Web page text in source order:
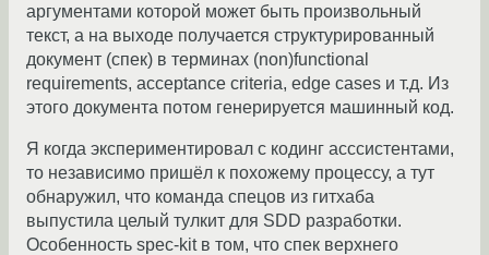
аргументами которой может быть произвольный
текст, а на выходе получается структурированный
документ (спек) в терминах (non)functional
requirements, acceptance criteria, edge cases и т.д. Из
этого документа потом генерируется машинный код.
Я когда экспериментировал с кодинг асссистентами,
то независимо пришёл к похожему процессу, а тут
обнаружил, что команда спецов из гитхаба
выпустила целый тулкит для SDD разработки.
Особенность spec-kit в том, что спек верхнего